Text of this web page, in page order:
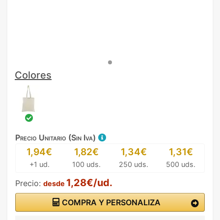
Colores
Precio Unitario (Sin Iva)
1,94€
+1 ud.
1,82€
100 uds.
1,34€
250 uds.
1,31€
500 uds.
Precio: desde 1,28€/ud.
COMPRA Y PERSONALIZA